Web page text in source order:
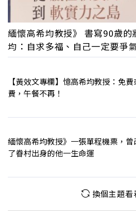
緬懷高希均教授》 書寫90歲的
均：自求多福、自己一定要爭
【黃效文專欄】憶高希均教授：免
費，午餐不再！
緬懷高希均教授》一張單程機票，曾
了眷村出身的他一生命運
換個主題看